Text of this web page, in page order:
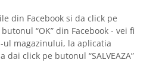
din Facebook si da click pe
“OK” din Facebook - vei fi
magazinului, la aplicatia
click pe butonul “SALVEAZA”